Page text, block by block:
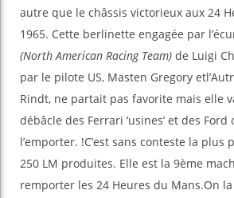
autre que le châssis victorieux aux 24
1965. Cette berlinette engagée par
(North American Racing Team) de Luigi
par le pilote US, Masten Gregory
Rindt, ne partait pas favorite mais elle
débâcle des Ferrari ‘usines’ et des
l’emporter. !C’est sans conteste la plus
250 LM produites. Elle est la 9ème
remporter les 24 Heures du Mans.On